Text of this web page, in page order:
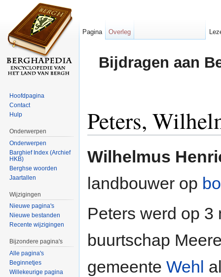
Bijdragen aan
Peters,
Wilhelmus
landbouwer op
Peters werd op
buurtschap
gemeente Wehl
Pagina Overleg
Hoofdpagina
Contact
Hulp
Onderwerpen
Onderwerpen
Barghief Index (Archief
HKB)
Berghse woorden
Jaartallen
Wijzigingen
Nieuwe pagina's
Nieuwe bestanden
Recente wijzigingen
Bijzondere pagina's
Alle pagina's
Beginnetjes
Willekeurige pagina